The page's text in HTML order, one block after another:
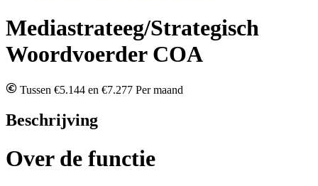
Mediastrateeg/Strategisch
Woordvoerder COA
Tussen €5.144 en €7.277 Per maand
Beschrijving
Over de functie